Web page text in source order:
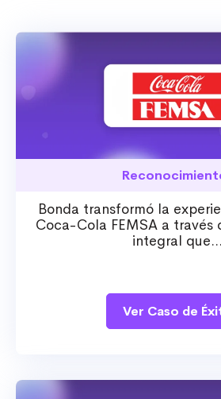
Bonda transformó la
Coca-Cola FEMSA a través
integral que...
Ver Caso de